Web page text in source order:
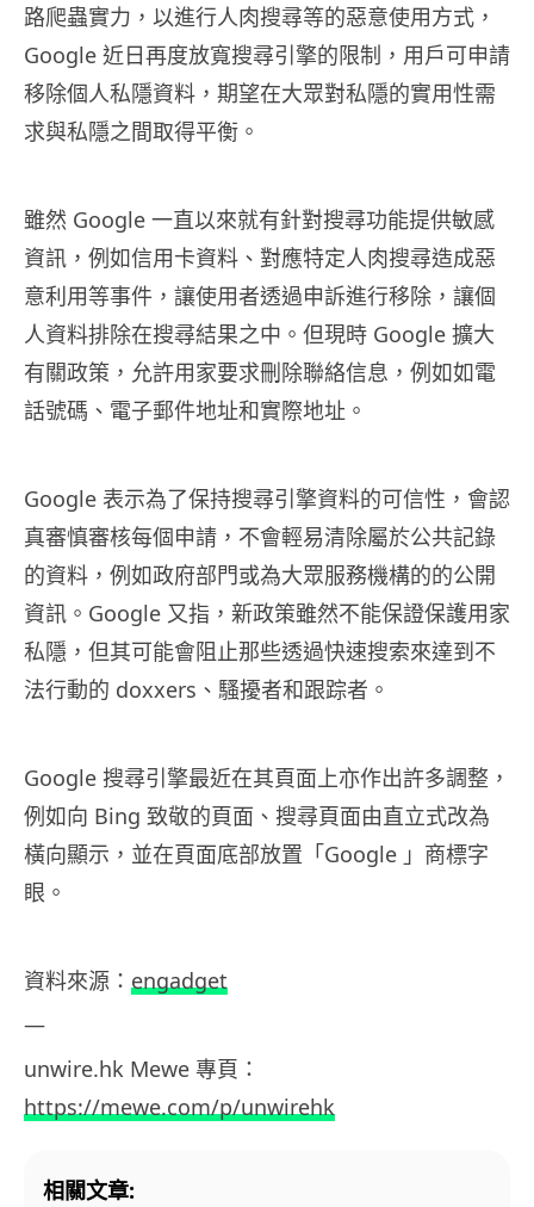
路爬蟲實力，以進行人肉搜尋等的惡意使用方式，
Google 近日再度放寬搜尋引擎的限制，用戶可申請
移除個人私隱資料，期望在大眾對私隱的實用性需
求與私隱之間取得平衡。
雖然 Google 一直以來就有針對搜尋功能提供敏感
資訊，例如信用卡資料、對應特定人肉搜尋造成惡
意利用等事件，讓使用者透過申訴進行移除，讓個
人資料排除在搜尋結果之中。但現時 Google 擴大
有關政策，允許用家要求刪除聯絡信息，例如如電
話號碼、電子郵件地址和實際地址。
Google 表示為了保持搜尋引擎資料的可信性，會認
真審慎審核每個申請，不會輕易清除屬於公共記錄
的資料，例如政府部門或為大眾服務機構的的公開
資訊。Google 又指，新政策雖然不能保證保護用家
私隱，但其可能會阻止那些透過快速搜索來達到不
法行動的 doxxers、騷擾者和跟踪者。
Google 搜尋引擎最近在其頁面上亦作出許多調整，
例如向 Bing 致敬的頁面、搜尋頁面由直立式改為
橫向顯示，並在頁面底部放置「Google 」商標字
眼。
資料來源： engadget
—
unwire.hk Mewe 專頁：
https://mewe.com/p/unwirehk
相關文章: